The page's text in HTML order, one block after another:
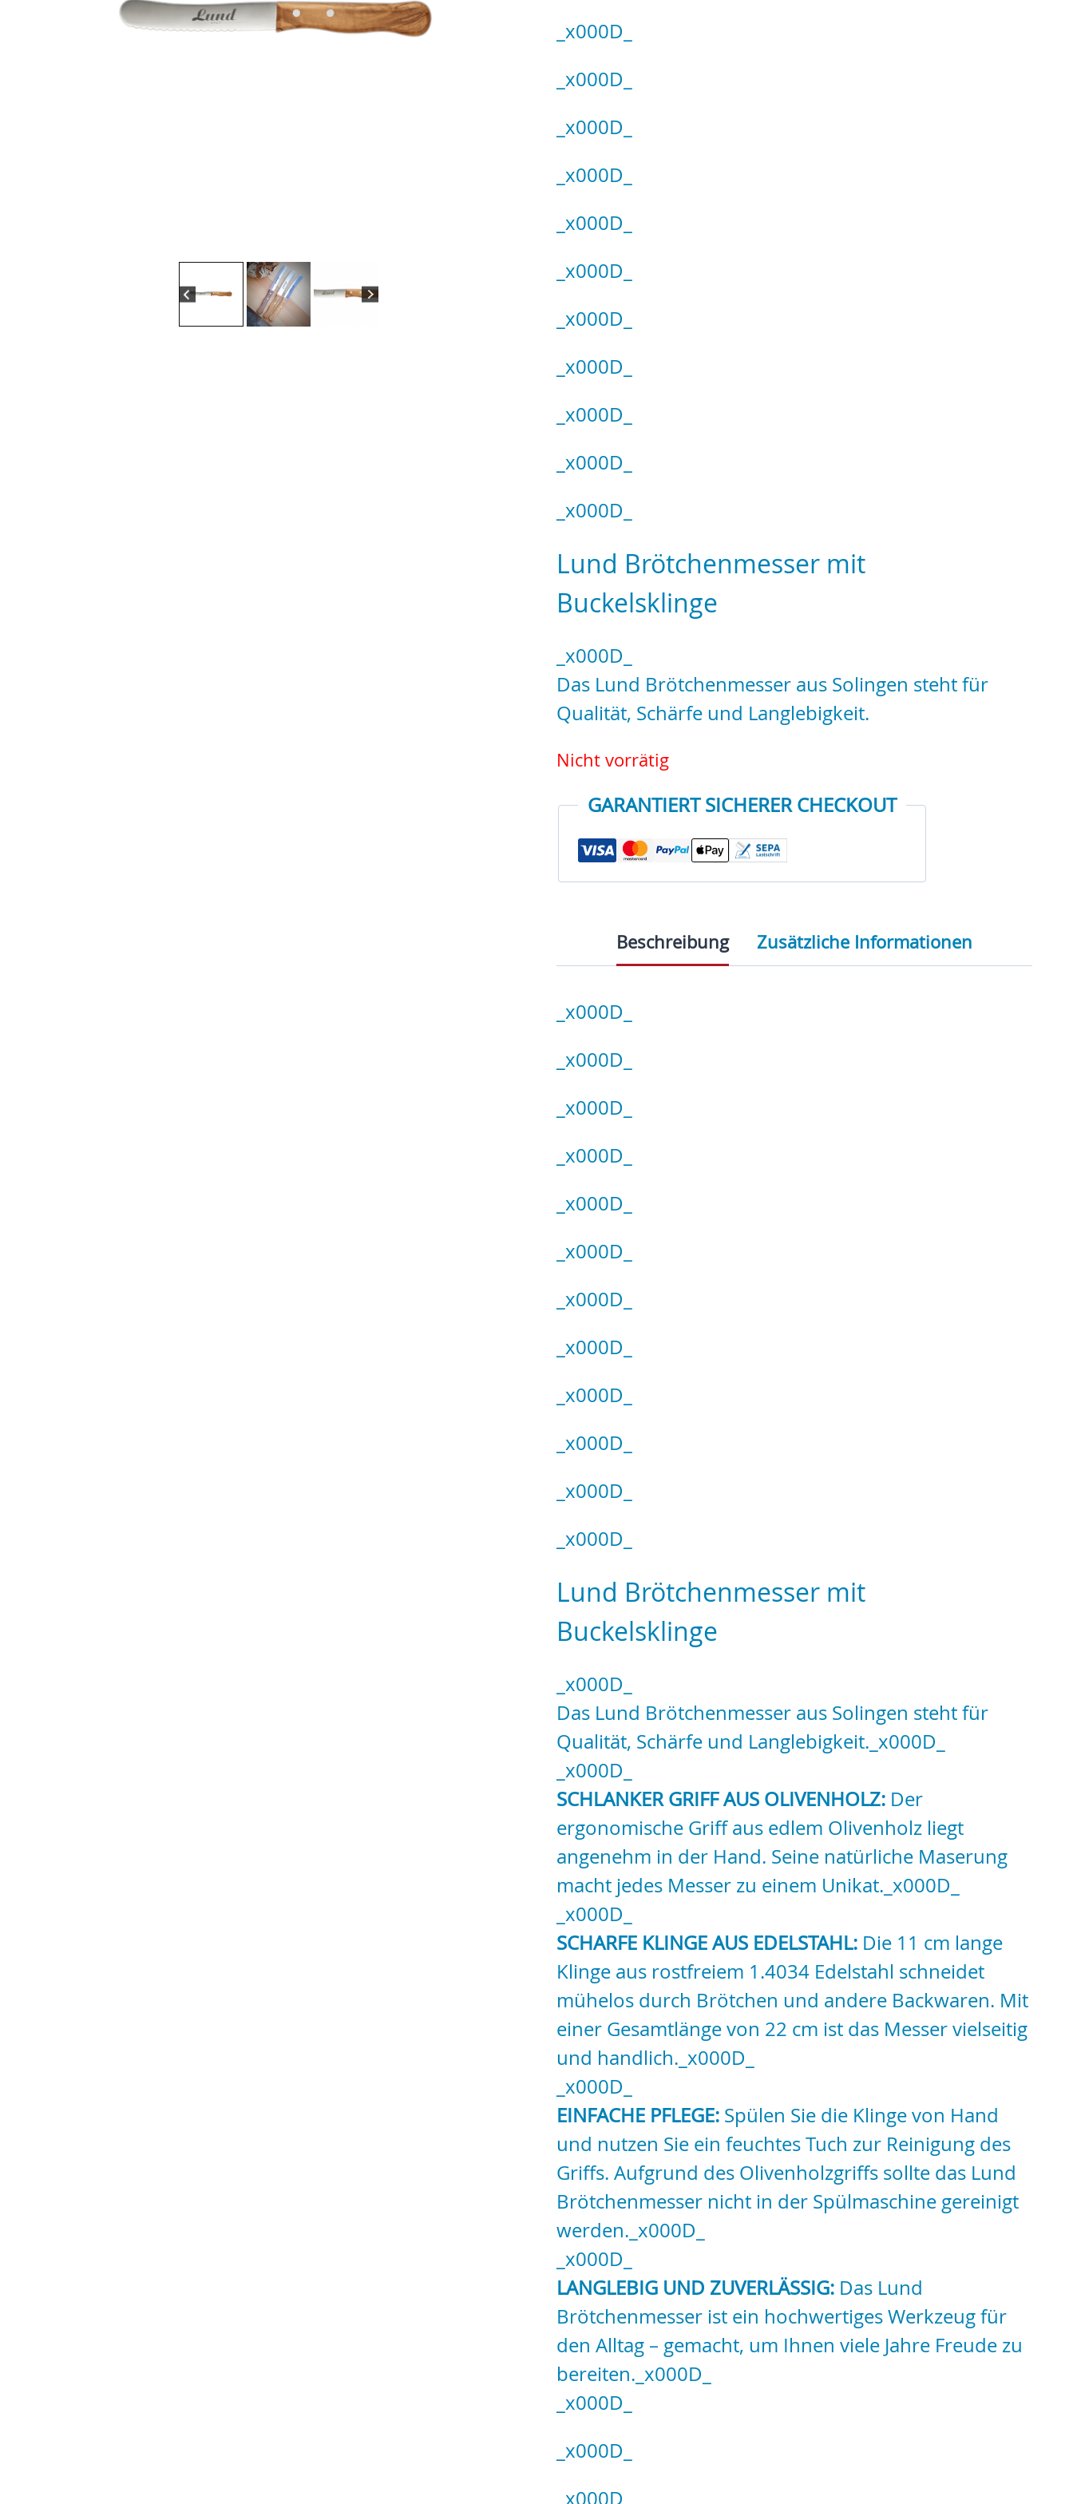
_x000D_
_x000D_
_x000D_
_x000D_
_x000D_
_x000D_
_x000D_
_x000D_
_x000D_
_x000D_
_x000D_
Lund Brötchenmesser mit
Buckelsklinge
_x000D_
Das Lund Brötchenmesser aus Solingen steht für
Qualität, Schärfe und Langlebigkeit.
Nicht vorrätig
GARANTIERT SICHERER CHECKOUT
Beschreibung Zusätzliche Informationen
_x000D_
_x000D_
_x000D_
_x000D_
_x000D_
_x000D_
_x000D_
_x000D_
_x000D_
_x000D_
_x000D_
_x000D_
Lund Brötchenmesser mit
Buckelsklinge
_x000D_
Das Lund Brötchenmesser aus Solingen steht für
Qualität, Schärfe und Langlebigkeit._x000D_
_x000D_
SCHLANKER GRIFF AUS OLIVENHOLZ: Der
ergonomische Griff aus edlem Olivenholz liegt
angenehm in der Hand. Seine natürliche Maserung
macht jedes Messer zu einem Unikat._x000D_
_x000D_
SCHARFE KLINGE AUS EDELSTAHL: Die 11 cm lange
Klinge aus rostfreiem 1.4034 Edelstahl schneidet
mühelos durch Brötchen und andere Backwaren. Mit
einer Gesamtlänge von 22 cm ist das Messer vielseitig
und handlich._x000D_
_x000D_
EINFACHE PFLEGE:Spülen Sie die Klinge von Hand
und nutzen Sie ein feuchtes Tuch zur Reinigung des
Griffs. Aufgrund des Olivenholzgriffs sollte das Lund
Brötchenmesser nicht in der Spülmaschine gereinigt
werden._x000D_
_x000D_
LANGLEBIG UND ZUVERLÄSSIG:Das Lund
Brötchenmesser ist ein hochwertiges Werkzeug für
den Alltag – gemacht, um Ihnen viele Jahre Freude zu
bereiten._x000D_
_x000D_
_x000D_
_x000D_